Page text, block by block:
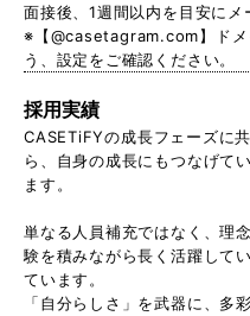
面接後、1週間以内を目安にメ
※【@casetagram.com】ドメ
う、設定をご確認ください。
採用実績
CASETiFYの成長フェーズに
ら、自身の成長にもつなげて
ます。
単なる人員補充ではなく、理
験を積みながら長く活躍して
ています。
「自分らしさ」を武器に、多